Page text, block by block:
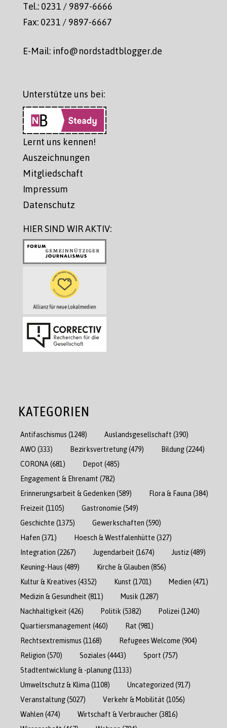
Tel.: 0231 / 9897-6666
Fax: 0231 / 9897-6667
E-Mail: info@nordstadtblogger.de
Unterstütze uns bei:
Lernt uns kennen!
Auszeichnungen
Mitgliedschaft
Impressum
Datenschutz
HIER SIND WIR AKTIV:
KATEGORIEN
Antifaschismus (1248) Auslandsgesellschaft (390)
AWO (333) Bezirksvertretung(479) Bildung(2244)
CORONA (681) Depot (485)
Engagement & Ehrenamt (782)
Erinnerungsarbeit & Gedenken (589) Flora & Fauna (384)
Freizeit (1105) Gastronomie (549)
Geschichte (1375) Gewerkschaften (590)
Hafen (371) Hoesch & Westfalenhütte (327)
Integration (2267) Jugendarbeit (1674) Justiz(489)
Keuning-Haus (489) Kirche & Glauben (856)
Kultur & Kreatives (4352) Kunst (1701) Medien (471)
Medizin & Gesundheit (811) Musik (1287)
Nachhaltigkeit (426) Politik (5382) Polizei (1240)
Quartiersmanagement (460) Rat (981)
Rechtsextremismus (1168) Refugees Welcome (904)
Religion (570) Soziales (4443) Sport (757)
Stadtentwicklung & -planung(1133)
Umweltschutz & Klima (1108) Uncategorized (917)
Veranstaltung(5027) Verkehr & Mobilität (1056)
Wahlen (474) Wirtschaft & Verbraucher(3816)